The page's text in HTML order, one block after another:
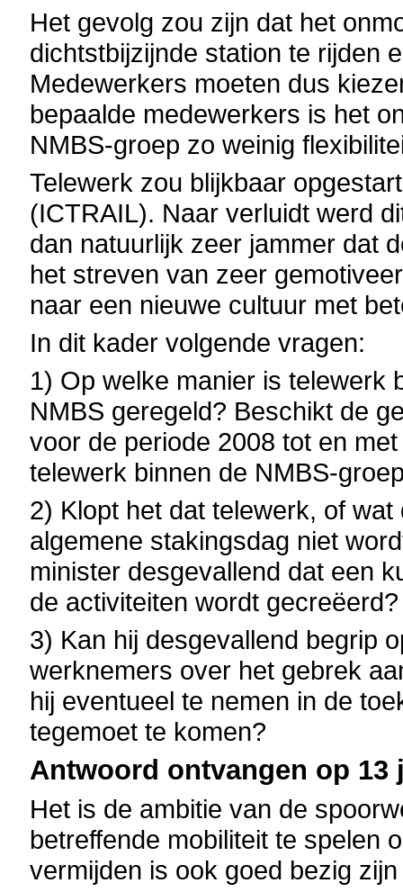
Het gevolg zou zijn dat het
dichtstbijzijnde station te rijden
Medewerkers moeten dus
bepaalde medewerkers is het
NMBS-groep zo weinig
Telewerk zou blijkbaar
(ICTRAIL). Naar verluidt werd
dan natuurlijk zeer jammer dat
het streven van zeer
naar een nieuwe cultuur met
In dit kader volgende vragen:
1) Op welke manier is telewerk
NMBS geregeld? Beschikt de
voor de periode 2008 tot en
telewerk binnen de NMBS-
2) Klopt het dat telewerk, of
algemene stakingsdag niet
minister desgevallend dat een
de activiteiten wordt gecreëerd?
3) Kan hij desgevallend begrip
werknemers over het gebrek
hij eventueel te nemen in de
tegemoet te komen?
Antwoord ontvangen op 13
Het is de ambitie van de
betreffende mobiliteit te spelen
vermijden is ook goed bezig